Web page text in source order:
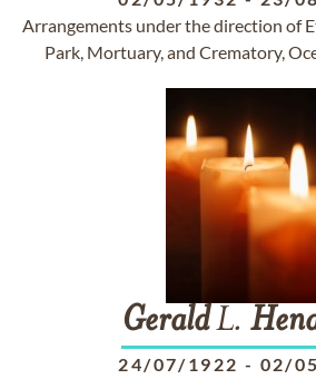
Arrangements under the direction of
Park, Mortuary, and Crematory,
GeraldL.
24/07/1922 - 02/